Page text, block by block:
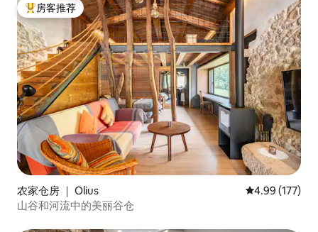
热门「房客推荐」
房客推荐
农家仓房 ｜ Olius 平均评分 4.99
4.99 (177)
山谷和河流中的美丽谷仓